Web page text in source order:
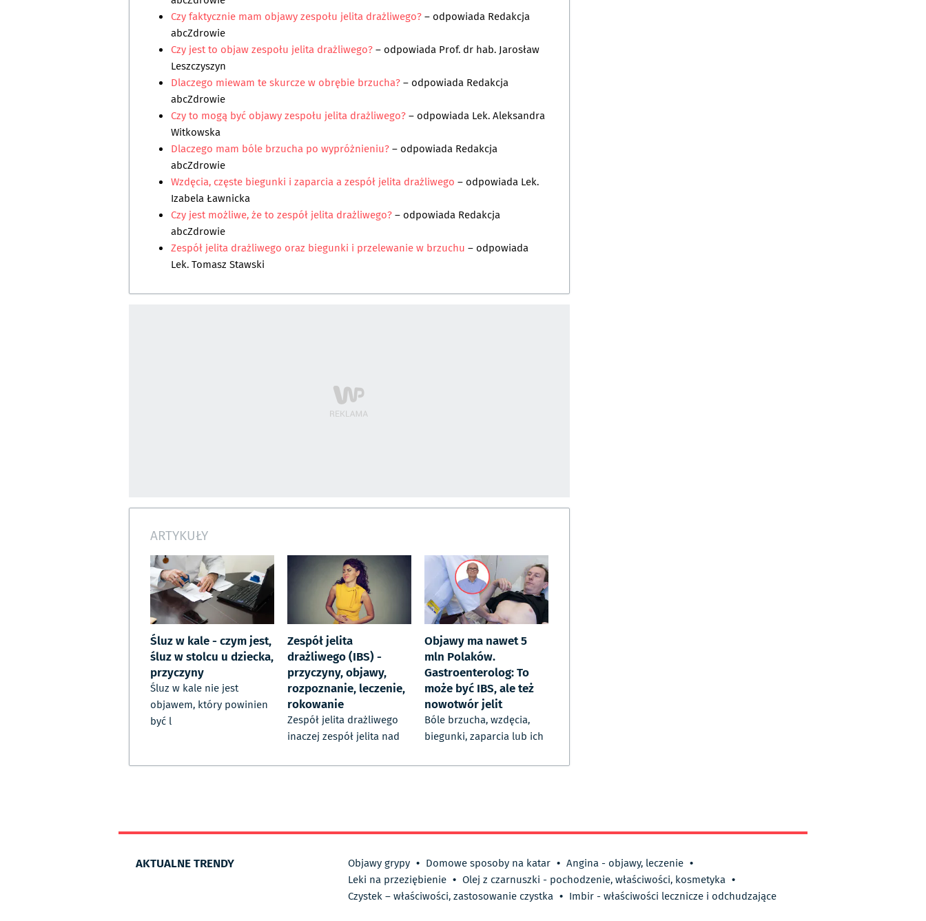
Czy faktycznie mam objawy zespołu jelita drażliwego?– odpowiada Redakcja
abcZdrowie
Czy jest to objaw zespołu jelita drażliwego?– odpowiada Prof. dr hab. Jarosław
Leszczyszyn
Dlaczego miewam te skurcze w obrębie brzucha?– odpowiada Redakcja
abcZdrowie
Czy to mogą być objawy zespołu jelita drażliwego?– odpowiada Lek. Aleksandra
Witkowska
Dlaczego mam bóle brzucha po wypróżnieniu?– odpowiada Redakcja
abcZdrowie
Wzdęcia, częste biegunki i zaparcia a zespół jelita drażliwego – odpowiada Lek.
Izabela Ławnicka
Czy jest możliwe, że to zespół jelita drażliwego?– odpowiada Redakcja
abcZdrowie
Zespół jelita drażliwego oraz biegunki i przelewanie w brzuchu – odpowiada
Lek. Tomasz Stawski
ARTYKUŁY
Śluz w kale - czym jest,
śluz w stolcu u dziecka,
przyczyny
Śluz w kale nie jest
objawem, który powinien
być l
Zespół jelita
drażliwego (IBS) -
przyczyny, objawy,
rozpoznanie, leczenie,
rokowanie
Zespół jelita drażliwego
inaczej zespół jelita nad
Objawy ma nawet 5
mln Polaków.
Gastroenterolog: To
może być IBS, ale też
nowotwór jelit
Bóle brzucha, wzdęcia,
biegunki, zaparcia lub ich
AKTUALNE TRENDY Objawy grypy • Domowe sposoby na katar • Angina - objawy, leczenie •
Leki na przeziębienie • Olej z czarnuszki - pochodzenie, właściwości, kosmetyka •
Czystek – właściwości, zastosowanie czystka • Imbir - właściwości lecznicze i odchudzające